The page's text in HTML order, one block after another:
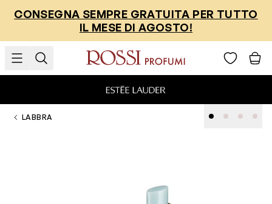
CONSEGNA SEMPRE GRATUITA PER TUTTO
IL MESE DI AGOSTO!
LABBRA